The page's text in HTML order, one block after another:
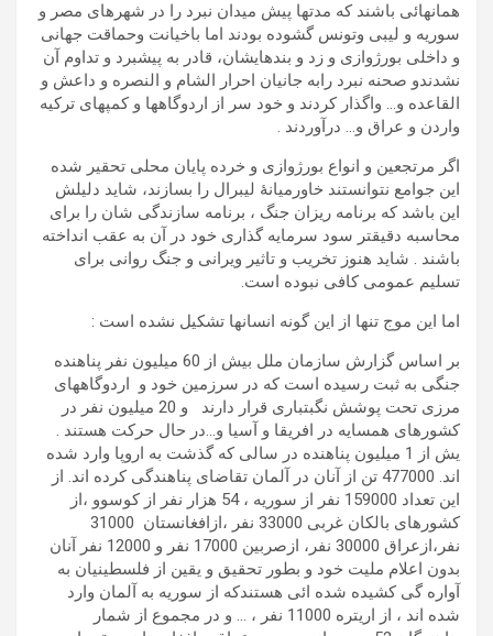
همانهائی باشند که مدتها پیش میدان نبرد را در شهرهای مصر و
سوریه و لیبی وتونس گشوده بودند اما باخیانت وحماقت جهانی
و داخلی بورژوازی و زد و بندهایشان، قادر به پیشبرد و تداوم آن
نشدندو صحنه نبرد رابه جانیان احرار الشام و النصره و داعش و
القاعده و… واگذار کردند و خود سر از اردوگاهها و کمپهای ترکیه
واردن و عراق و… درآوردند .
اگر مرتجعین و انواع بورژوازی و خرده پایان محلی تحقیر شده
این جوامع نتوانستند خاورمیانۀ لیبرال را بسازند، شاید دلیلش
این باشد که برنامه ریزان جنگ ، برنامه سازندگی شان را برای
محاسبه دقیقتر سود سرمایه گذاری خود در آن به عقب انداخته
باشند . شاید هنوز تخریب و تاثیر ویرانی و جنگ روانی برای
تسلیم عمومی کافی نبوده است.
اما این موج تنها از این گونه انسانها تشکیل نشده است :
بر اساس گزارش سازمان ملل بیش از 60 میلیون نفر پناهنده
جنگی به ثبت رسیده است که در سرزمین خود و اردوگاههای
مرزی تحت پوشش نگبتباری قرار دارند و 20 میلیون نفر در
کشورهای همسایه در افریقا و آسیا و…در حال حرکت هستند .
یش از 1 میلیون پناهنده در سالی که گذشت به اروپا وارد شده
اند. 477000 تن از آنان در آلمان تقاضای پناهندگی کرده اند. از
این تعداد 159000 نفر از سوریه ، 54 هزار نفر از کوسوو ،از
کشورهای بالکان غربی 33000 نفر ،ازافغانستان 31000
نفر،ازعراق 30000 نفر، ازصربین 17000 نفر و 12000 نفر آنان
بدون اعلام ملیت خود و بطور تحقیق و یقین از فلسطینیان به
آواره گی کشیده شده ائی هستندکه از سوریه به آلمان وارد
شده اند ، از اریتره 11000 نفر ، … و در مجموع از شمار